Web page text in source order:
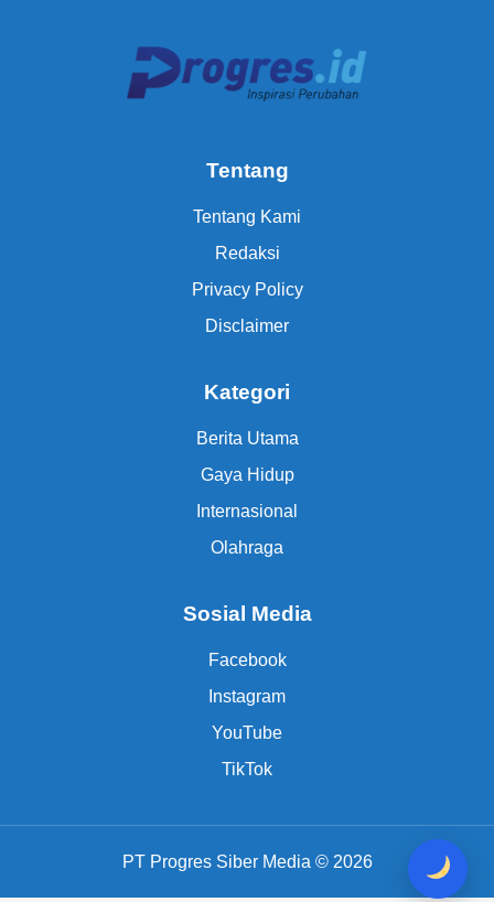
Tentang
Tentang Kami
Redaksi
Privacy Policy
Disclaimer
Kategori
Berita Utama
Gaya Hidup
Internasional
Olahraga
Sosial Media
Facebook
Instagram
YouTube
TikTok
PT Progres Siber Media © 2026